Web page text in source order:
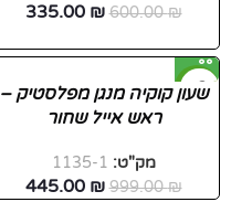
600.00₪
335.00 ₪
-55%
שעון קוקיה מנגן מפלסטיק –
ראש אייל שחור
מק"ט: 1135-1
999.00₪
445.00 ₪